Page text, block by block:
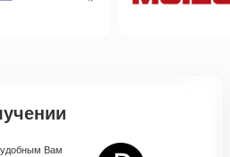
удобным Вам